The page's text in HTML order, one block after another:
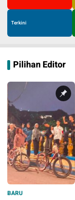
Terkini
Pilihan Editor
BARU